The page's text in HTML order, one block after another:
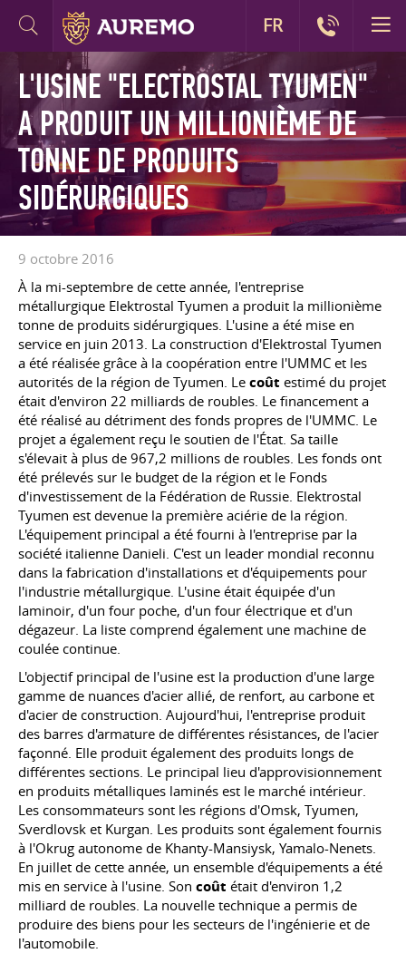
L'USINE "ELECTROSTAL TYUMEN"
A PRODUIT UN MILLIONIÈME DE
TONNE DE PRODUITS
SIDÉRURGIQUES
9 octobre 2016
À la mi-septembre de cette année, l'entreprise
métallurgique Elektrostal Tyumen a produit la millionième
tonne de produits sidérurgiques. L'usine a été mise en
service en juin 2013. La construction d'Elektrostal Tyumen
a été réalisée grâce à la coopération entre l'UMMC et les
autorités de la région de Tyumen. Le coût estimé du projet
était d'environ 22 milliards de roubles. Le financement a
été réalisé au détriment des fonds propres de l'UMMC. Le
projet a également reçu le soutien de l'État. Sa taille
s'élevait à plus de 967,2 millions de roubles. Les fonds ont
été prélevés sur le budget de la région et le Fonds
d'investissement de la Fédération de Russie. Elektrostal
Tyumen est devenue la première aciérie de la région.
L'équipement principal a été fourni à l'entreprise par la
société italienne Danieli. C'est un leader mondial reconnu
dans la fabrication d'installations et d'équipements pour
l'industrie métallurgique. L'usine était équipée d'un
laminoir, d'un four poche, d'un four électrique et d'un
dégazeur. La liste comprend également une machine de
coulée continue.
L'objectif principal de l'usine est la production d'une large
gamme de nuances d'acier allié, de renfort, au carbone et
d'acier de construction. Aujourd'hui, l'entreprise produit
des barres d'armature de différentes résistances, de l'acier
façonné. Elle produit également des produits longs de
différentes sections. Le principal lieu d'approvisionnement
en produits métalliques laminés est le marché intérieur.
Les consommateurs sont les régions d'Omsk, Tyumen,
Sverdlovsk et Kurgan. Les produits sont également fournis
à l'Okrug autonome de Khanty-Mansiysk, Yamalo-Nenets.
En juillet de cette année, un ensemble d'équipements a été
mis en service à l'usine. Son coût était d'environ 1,2
milliard de roubles. La nouvelle technique a permis de
produire des biens pour les secteurs de l'ingénierie et de
l'automobile.
FR